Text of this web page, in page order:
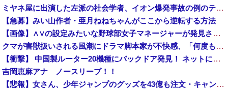
【速報】毎日新聞記者・幾島由佳を逮捕 包丁で夫脅した疑い
ミヤネ屋に出演した左派の社会学者、イオン爆発事故の例のテナントに理解を示して……
【急募】みい山作者・亜月ねねちゃんがここから逆転する方法
【画像】∧∨の設定みたいな野球部女子マネージャーが発見されるwwwwww
クマが害獣扱いされる風潮にドラマ脚本家が不快感、「何度もクマに会ったことがあるけど全然怖くなかった」と主張しており……
【衝撃】 中国製ルーター20機種にバックドア発見！ ネットに繋ぐだけで35秒ごとに中国のサーバーと通信
吉岡恵麻アナ ノースリーブ！！
【悲報】女さん、少年ジャンプのグッズを43億も注文・キャンセルして逮捕ｗｗｗｗ